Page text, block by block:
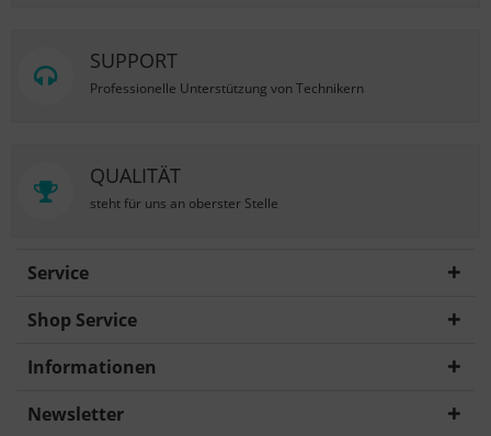
SUPPORT
Professionelle Unterstützung von Technikern
QUALITÄT
steht für uns an oberster Stelle
Service
Shop Service
Informationen
Newsletter